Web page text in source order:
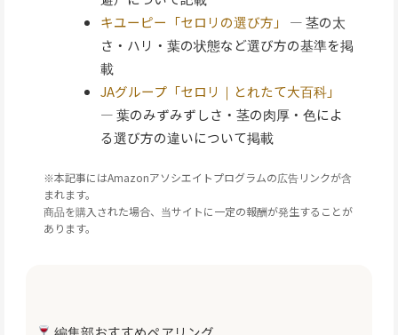
び方（茎の形状・根元の確認・ス入りの回
避）について記載
キユーピー「セロリの選び方」 — 茎の太
さ・ハリ・葉の状態など選び方の基準を掲
載
JAグループ「セロリ｜とれたて大百科」
— 葉のみずみずしさ・茎の肉厚・色によ
る選び方の違いについて掲載
※本記事にはAmazonアソシエイトプログラムの広告リンクが含
まれます。